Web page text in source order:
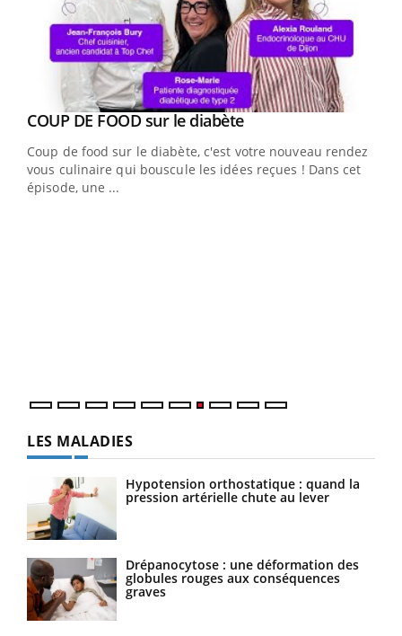
Youtube
COUP DE FOOD sur le diabèteYoutube
Coup de food sur le diabète, c'est votre nouveau rendez-
vous culinaire qui bouscule les idées reçues ! Dans cet
épisode, une ...
LES MALADIES
Hypotension orthostatique : quand la
pression artérielle chute au lever
Drépanocytose : une déformation des
globules rouges aux conséquences
graves